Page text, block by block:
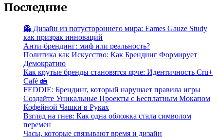
Последние
👻 Дизайн из потустороннего мира: Eames Gauze Study
как призрак инноваций
Анти-брендинг: миф или реальность?
Политика как Искусство: Как Брендинг Формирует
Демократию
Как крутые бренды становятся ярче: Идентичность Cru+
Café 🍰
FEDDIE: Брендинг, который нарушает правила игры
Создайте Уникальные Проекты с Бесплатным Мокапом
Кофейной Чашки в Руках
Взгляд на гнев: Как одна обложка стала символом
перемен
Часы, которые связывают время и дизайн